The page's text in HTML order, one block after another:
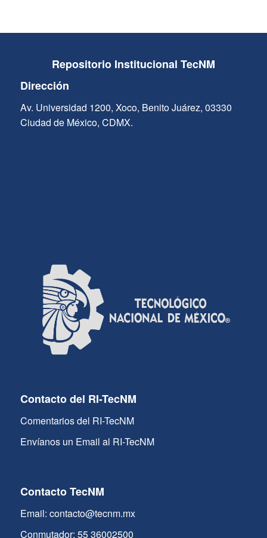
Repositorio Institucional TecNM
Dirección
Av. Universidad 1200, Xoco, Benito Juárez, 03330
Ciudad de México, CDMX.
Contacto del RI-TecNM
Comentarios del RI-TecNM
Envíanos un Email al RI-TecNM
Contacto TecNM
Email: contacto@tecnm.mx
Conmutador: 55 36002500